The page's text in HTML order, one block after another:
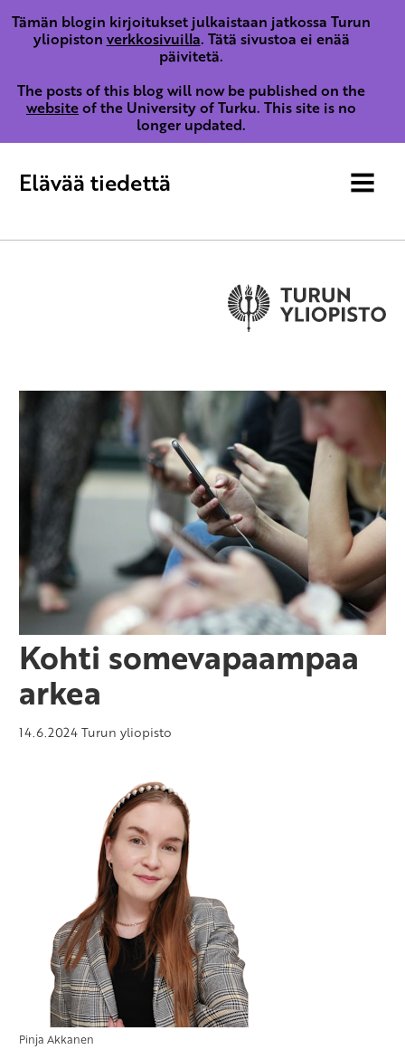
Elävää tiedettä MENU
Kohti somevapaampaa
arkea
14.6.2024Turun yliopisto
Pinja Akkanen
Tämän blogin kirjoitukset julkaistaan jatkossa Turun
yliopiston verkkosivuilla. Tätä sivustoa ei enää
päivitetä.
The posts of this blog will now be published on the
websiteof the University of Turku. This site is no
longer updated.